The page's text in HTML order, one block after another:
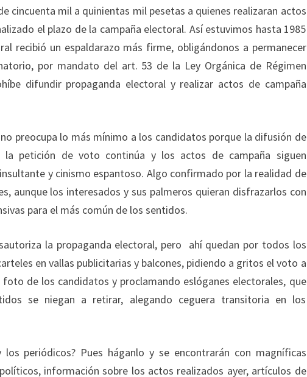
cincuenta mil a quinientas mil pesetas a quienes realizaran actos
el plazo de la campaña electoral. Así estuvimos hasta 1985
recibió un espaldarazo más firme, obligándonos a permanecer
por mandato del art. 53 de la Ley Orgánica de Régimen
difundir propaganda electoral y realizar actos de campaña
preocupa lo más mínimo a los candidatos porque la difusión de
la petición de voto continúa y los actos de campaña siguen
y cinismo espantoso. Algo confirmado por la realidad de
aunque los interesados y sus palmeros quieran disfrazarlos con
para el más común de los sentidos.
la propaganda electoral, pero ahí quedan por todos los
en vallas publicitarias y balcones, pidiendo a gritos el voto a
de los candidatos y proclamando eslóganes electorales, que
se niegan a retirar, alegando ceguera transitoria en los
periódicos? Pues háganlo y se encontrarán con magníficas
información sobre los actos realizados ayer, artículos de